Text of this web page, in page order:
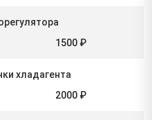
1500 ₽
хладагента
2000 ₽